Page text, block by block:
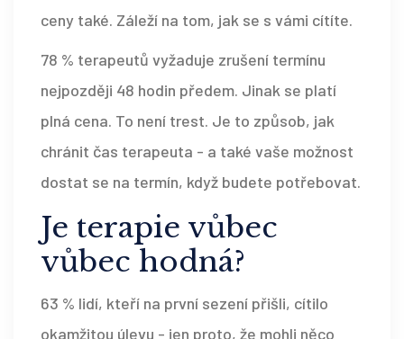
ceny také. Záleží na tom, jak se s vámi cítíte.
78 % terapeutů vyžaduje zrušení termínu
nejpozději 48 hodin předem. Jinak se platí
plná cena. To není trest. Je to způsob, jak
chránit čas terapeuta - a také vaše možnost
dostat se na termín, když budete potřebovat.
Je terapie vůbec
vůbec hodná?
63 % lidí, kteří na první sezení přišli, cítilo
okamžitou úlevu - jen proto, že mohli něco